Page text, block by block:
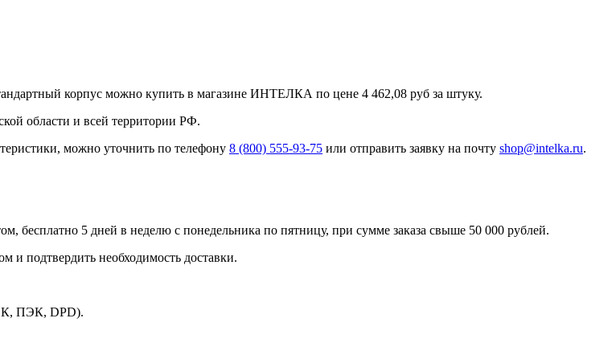
корпус можно купить в магазине ИНТЕЛКА по цене 4 462,08 руб за штуку.
области и всей территории РФ.
можно уточнить по телефону 8 (800) 555-93-75 или отправить заявку на почту shop@intelka.ru.
бесплатно 5 дней в неделю с понедельника по пятницу, при сумме заказа свыше 50 000 рублей.
и подтвердить необходимость доставки.
ПЭК, DPD).